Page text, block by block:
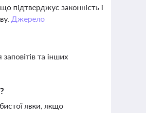
підтверджує законність і
Джерело
та інших
явки, якщо